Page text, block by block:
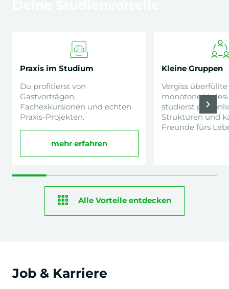
Praxis im Studium
Du profitierst von
Gastvorträgen,
Fachexkursionen und echten
Praxis-Projekten.
mehr erfahren
Kleine Gruppen
Vergiss
monotone
studierst
Strukturen und
Freunde fürs
Alle Vorteile entdecken
Job & Karriere